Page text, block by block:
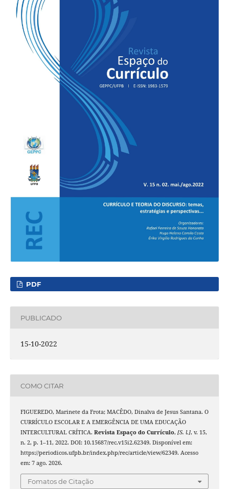
PDF
PUBLICADO
15-10-2022
COMO CITAR
FIGUEREDO, Marinete da Frota; MACÊDO, Dinalva de Jesus Santana. O
CURRÍCULO ESCOLAR E A EMERGÊNCIA DE UMA EDUCAÇÃO
INTERCULTURAL CRÍTICA. Revista Espaço do Currículo, [S. l.], v. 15,
n. 2, p. 1–11, 2022. DOI: 10.15687/rec.v15i2.62349. Disponível em:
https://periodicos.ufpb.br/index.php/rec/article/view/62349. Acesso
em: 7 ago. 2026.
Fomatos de Citação